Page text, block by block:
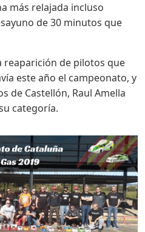
más relajada incluso
de 30 minutos que
reaparición de pilotos que
este año el campeonato, y
de Castellón, Raul Amella
categoría.